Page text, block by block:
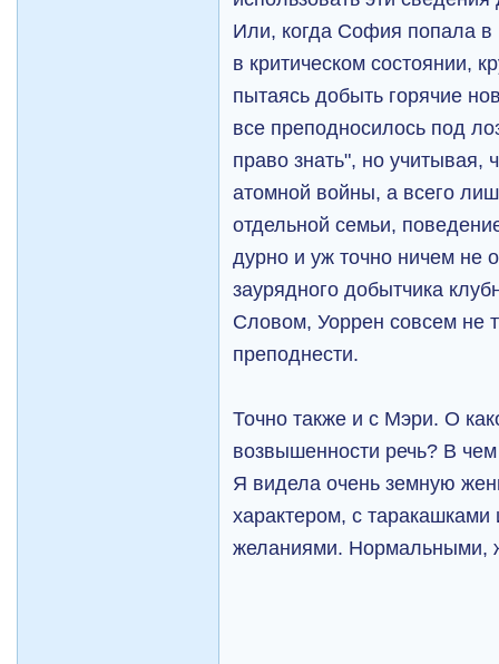
Или, когда София попала в
в критическом состоянии,
пытаясь добыть горячие
все преподносилось под
право знать", но учитывая,
атомной войны, а всего
отдельной семьи,
дурно и уж точно ничем не
заурядного добытчика
Словом, Уоррен совсем не
преподнести.
Точно также и с Мэри. О
возвышенности речь? В
Я видела очень земную
характером, с
желаниями. Нормальными,